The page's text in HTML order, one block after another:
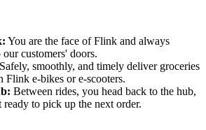
You are the face of Flink and always
customers' doors.
Safely, smoothly, and timely deliver groceries
Flink e-bikes or e-scooters.
Between rides, you head back to the hub,
ready to pick up the next order.